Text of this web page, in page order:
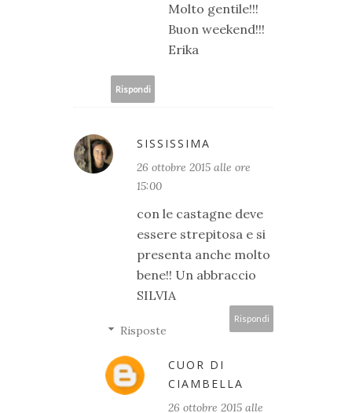
Molto gentile!!!
Buon weekend!!!
Erika
Rispondi
SISSISSIMA
26 ottobre 2015 alle ore
15:00
con le castagne deve
essere strepitosa e si
presenta anche molto
bene!! Un abbraccio
SILVIA
Rispondi
Risposte
CUOR DI
CIAMBELLA
26 ottobre 2015 alle